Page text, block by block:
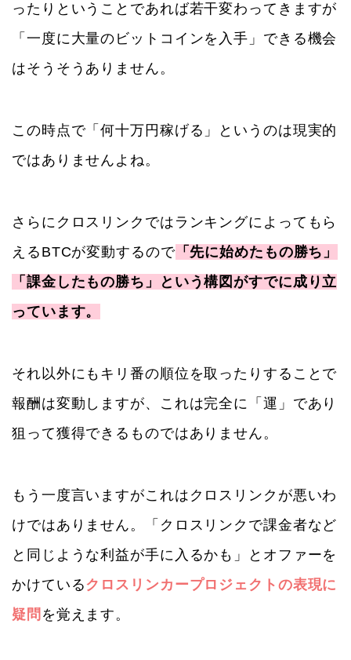
ったりということであれば若干変わってきますが
「一度に大量のビットコインを入手」できる機会
はそうそうありません。
この時点で「何十万円稼げる」というのは現実的
ではありませんよね。
さらにクロスリンクではランキングによってもら
えるBTCが変動するので「先に始めたもの勝ち」
「課金したもの勝ち」という構図がすでに成り立
っています。
それ以外にもキリ番の順位を取ったりすることで
報酬は変動しますが、これは完全に「運」であり
狙って獲得できるものではありません。
もう一度言いますがこれはクロスリンクが悪いわ
けではありません。「クロスリンクで課金者など
と同じような利益が手に入るかも」とオファーを
かけているクロスリンカープロジェクトの表現に
疑問 を覚えます。